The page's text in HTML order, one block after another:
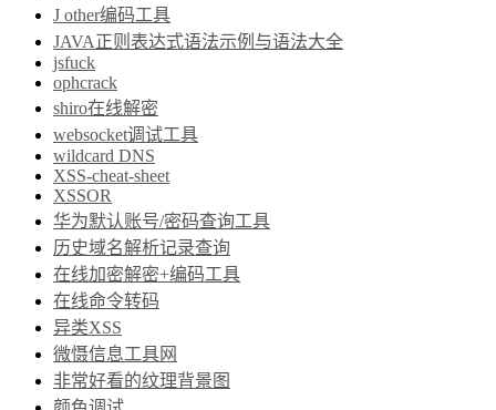
J other编码工具
JAVA正则表达式语法示例与语法大全
jsfuck
ophcrack
shiro在线解密
websocket调试工具
wildcard DNS
XSS-cheat-sheet
XSSOR
华为默认账号/密码查询工具
历史域名解析记录查询
在线加密解密+编码工具
在线命令转码
异类XSS
微慑信息工具网
非常好看的纹理背景图